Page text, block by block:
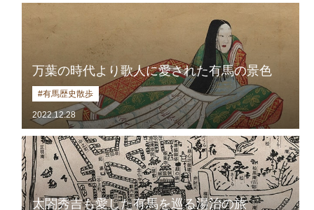
万葉の時代より歌人に愛された有馬の景色
#有馬歴史散歩
2022.12.28
太閤秀吉も愛した有馬を巡る湯治の旅